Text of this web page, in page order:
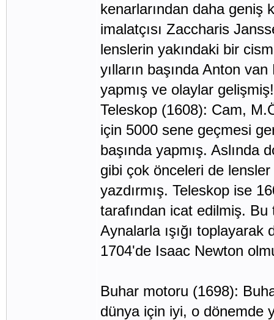
kenarlarından daha geniş
imalatçısı Zaccharis
lenslerin yakındaki bir
yılların başında Anton
yapmış ve olaylar gelişmiş!
Teleskop (1608): Cam,
için 5000 sene geçmesi
başında yapmış.
gibi çok önceleri de lensler
yazdırmış. Teleskop ise
tarafından icat edilmiş.
Aynalarla ışığı
1704'de Isaac
Buhar motoru (1698):
dünya için iyi, o dönemde